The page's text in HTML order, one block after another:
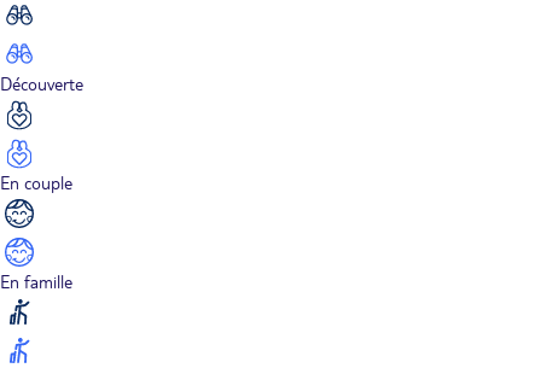
Découverte
En couple
En famille